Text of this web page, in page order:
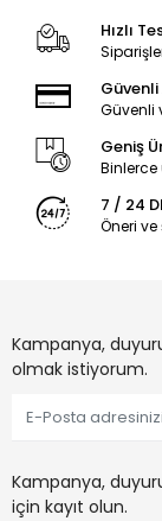
Hızlı
Güvenli
Güvenli
Geniş
7 / 24
Öneri
Kampanya,
olmak istiyorum.
Kampanya,
için kayıt olun.